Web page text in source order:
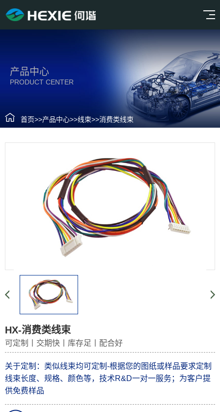
产品中心
PRODUCT CENTER
首页>>产品中心>>线束>>消费类线束
HX-消费类线束
可定制丨交期快丨库存足丨配合好
关于定制：类似线束均可定制-根据您的图纸或样品要求定制
线束长度、规格、颜色等，技术R&D一对一服务；为客户提
供免费样品